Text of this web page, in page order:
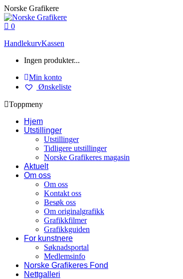
Skip
to
content
Norske Grafikere
0
HandlekurvKassen
Ingen produkter...
Min konto
Ønskeliste
Toppmeny
Hjem
Utstillinger
Utstillinger
Tidligere utstillinger
Norske Grafikeres magasin
Aktuelt
Om oss
Om oss
Kontakt oss
Besøk oss
Om originalgrafikk
Grafikkfilmer
Grafikkguiden
For kunstnere
Søknadsportal
Medlemsinfo
Norske Grafikeres Fond
Nettgalleri